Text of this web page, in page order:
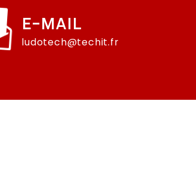
E-MAIL
ludotech@techit.fr